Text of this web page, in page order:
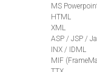
MS
HTML
XML
ASP / JSP /
INX / IDML
MIF